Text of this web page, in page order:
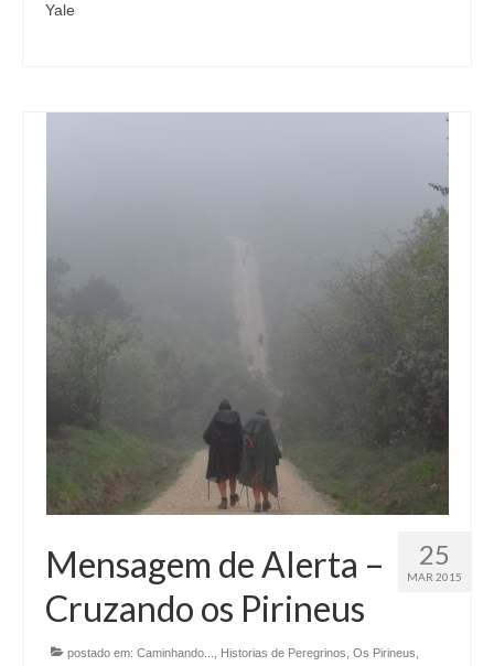
Yale
25
MAR 2015
Mensagem de Alerta –
Cruzando os Pirineus
postado em: Caminhando... Historias de Peregrinos Os Pirineus